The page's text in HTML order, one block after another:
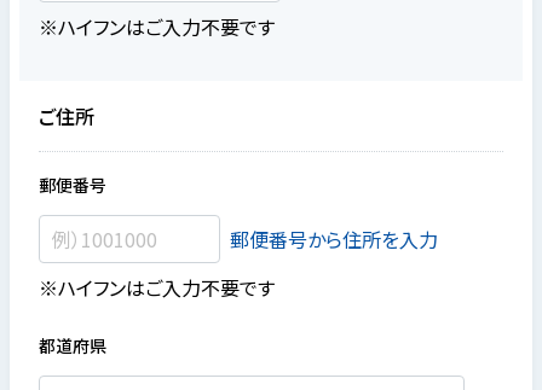
※ハイフンはご入力不要です
ご住所
郵便番号
郵便番号から住所を入力
※ハイフンはご入力不要です
都道府県